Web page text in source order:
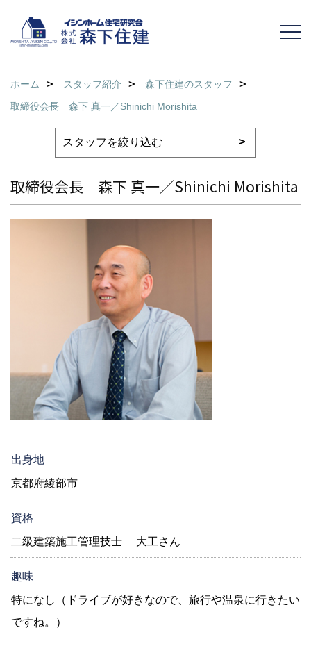
ホーム スタッフ紹介
森下住建のスタッフ
取締役会長 森下 真一／Shinichi Morishita
取締役会長 森下 真一／Shinichi Morishita
出身地
京都府綾部市
資格
二級建築施工管理技士 大工さん
趣味
特になし（ドライブが好きなので、旅行や温泉に行きたい
ですね。）